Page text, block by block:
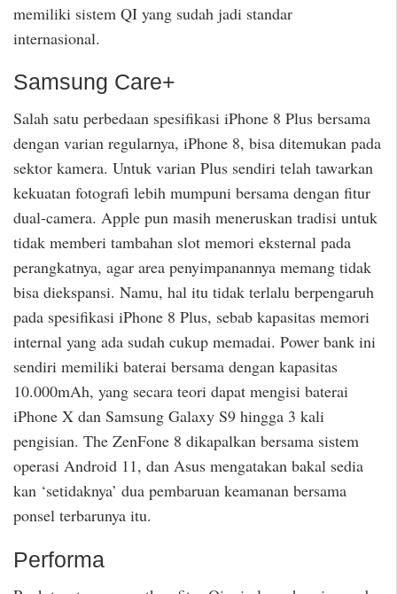
memiliki sistem QI yang sudah jadi standar
internasional.
Samsung Care+
Salah satu perbedaan spesifikasi iPhone 8 Plus bersama
dengan varian regularnya, iPhone 8, bisa ditemukan pada
sektor kamera. Untuk varian Plus sendiri telah tawarkan
kekuatan fotografi lebih mumpuni bersama dengan fitur
dual-camera. Apple pun masih meneruskan tradisi untuk
tidak memberi tambahan slot memori eksternal pada
perangkatnya, agar area penyimpanannya memang tidak
bisa diekspansi. Namu, hal itu tidak terlalu berpengaruh
pada spesifikasi iPhone 8 Plus, sebab kapasitas memori
internal yang ada sudah cukup memadai. Power bank ini
sendiri memiliki baterai bersama dengan kapasitas
10.000mAh, yang secara teori dapat mengisi baterai
iPhone X dan Samsung Galaxy S9 hingga 3 kali
pengisian. The ZenFone 8 dikapalkan bersama sistem
operasi Android 11, dan Asus mengatakan bakal sedia
kan ‘setidaknya’ dua pembaruan keamanan bersama
ponsel terbarunya itu.
Performa